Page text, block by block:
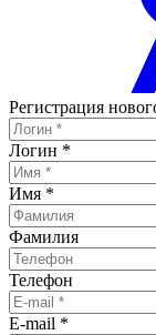
Регистрация
Логин *
Имя *
Фамилия
Телефон
E-mail *